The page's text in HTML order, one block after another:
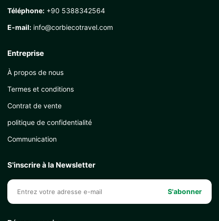
Téléphone: +90 5388342564
E-mail: info@corbiecotravel.com
Entreprise
À propos de nous
Termes et conditions
Contrat de vente
politique de confidentialité
Communication
S'inscrire à la Newsletter
S'abonner